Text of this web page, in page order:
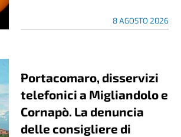
8 AGOSTO 2026
Portacomaro, disservizi
telefonici a Migliandolo e
Cornapò. La denuncia
delle consigliere di